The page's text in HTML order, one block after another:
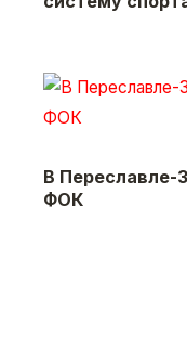
В Переславле-
ФОК